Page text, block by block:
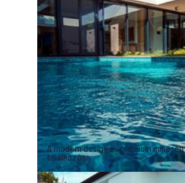
A modern design és prémium minőség
találkozása